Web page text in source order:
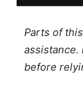
Parts of
assistance.
before